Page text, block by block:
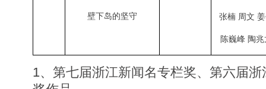
壁下岛的坚守 张楠 周文
陈巍峰 陶兆
1、 第七届浙江新闻名专栏奖、第六届